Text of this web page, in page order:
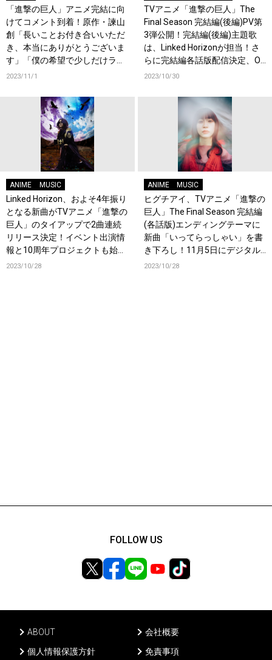
「進撃の巨人」アニメ完結に向
けてコメント到着！原作・諫山
創「長いことお付き合いいただ
き、本当にありがとうございま
す」「僕の希望で少しだけラス
トのネームを描き直させていた
2023/11/1
TVアニメ「進撃の巨人」The
Final Season 完結編(後編)PV第
3弾公開！完結編(後編)主題歌
は、Linked Horizonが担当！さ
らに完結編各話版配信決定、OP
テーマはLinked Horizon、EDテ
2023/10/30
ANIME MUSIC
Linked Horizon、およそ4年振り
となる新曲がTVアニメ「進撃の
巨人」のタイアップで2曲連続
リリース決定！イベント出演情
報と10周年プロジェクトも始
動！終撃開始ッ！
2023/10/28
ANIME MUSIC
ヒグチアイ、TVアニメ「進撃の
巨人」The Final Season 完結編
(各話版)エンディングテーマに
新曲「いってらっしゃい」を書
き下ろし！11月5日にデジタル
リリース決定！
2023/10/28
ABOUT
会社概要
個人情報保護方針
免責事項
FOLLOW US